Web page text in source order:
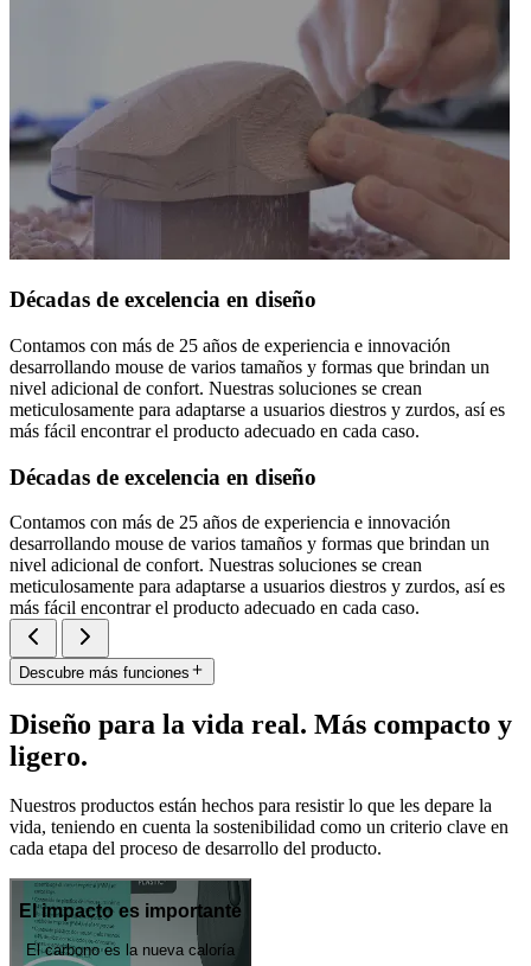
Décadas de excelencia en diseño
Contamos con más de 25 años de experiencia e innovación
desarrollando mouse de varios tamaños y formas que brindan un
nivel adicional de confort. Nuestras soluciones se crean
meticulosamente para adaptarse a usuarios diestros y zurdos, así es
más fácil encontrar el producto adecuado en cada caso.
Décadas de excelencia en diseño
Contamos con más de 25 años de experiencia e innovación
desarrollando mouse de varios tamaños y formas que brindan un
nivel adicional de confort. Nuestras soluciones se crean
meticulosamente para adaptarse a usuarios diestros y zurdos, así es
más fácil encontrar el producto adecuado en cada caso.
Descubre más funciones
Diseño para la vida real. Más compacto y
ligero.
Nuestros productos están hechos para resistir lo que les depare la
vida, teniendo en cuenta la sostenibilidad como un criterio clave en
cada etapa del proceso de desarrollo del producto.
El impacto es importante
El carbono es la nueva caloría